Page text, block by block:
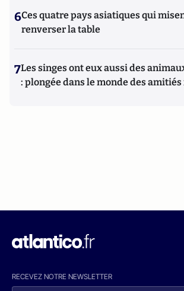
6Ces quatre pays asiatiques qui
renverser la table
7Les singes ont eux aussi des
: plongée dans le monde des
RECEVEZ NOTRE NEWSLETTER